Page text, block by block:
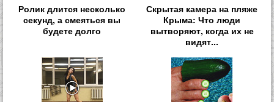
Ролик длится несколько
секунд, а смеяться вы
будете долго
Скрытая камера на пляже
Крыма: Что люди
вытворяют, когда их не
видят...